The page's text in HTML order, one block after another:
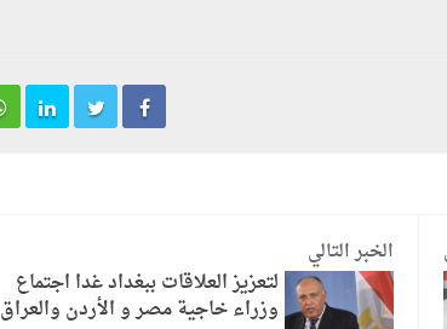
الخبر التالي
لتعزيز العلاقات ببغداد غدا اجتماع
وزراء خاجية مصر و الأردن والعراق